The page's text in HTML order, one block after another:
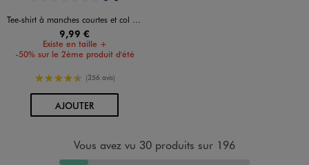
Disponible en 9 coloris
Tee-shirt à manches courtes et col tunisien homme
9,99 €
Existe en taille +
-50% sur le 2ème produit d'été
4.5/5 de moyenne
(356 avis)
AJOUTERAU PANIER
Vous avez vu 30 produits sur 196